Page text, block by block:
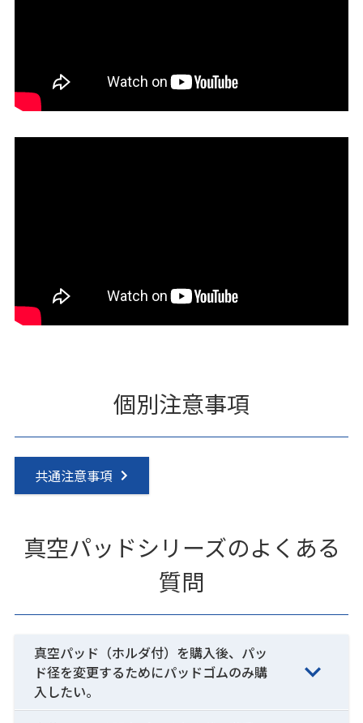
個別注意事項
共通注意事項
真空パッドシリーズのよくある
質問
真空パッド（ホルダ付）を購入後、パッ
ド径を変更するためにパッドゴムのみ購
入したい。